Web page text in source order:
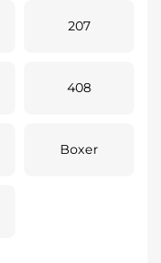
207
408
Boxer